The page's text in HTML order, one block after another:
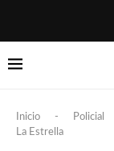
Inicio - Policial
La Estrella